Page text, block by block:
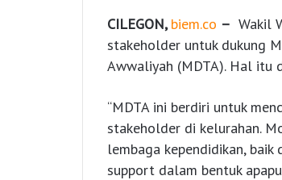
CILEGON,biem.co – Wakil
stakeholder untuk dukung
Awwaliyah (MDTA). Hal itu
“MDTA ini berdiri untuk
stakeholder di kelurahan.
lembaga kependidikan,
support dalam bentuk